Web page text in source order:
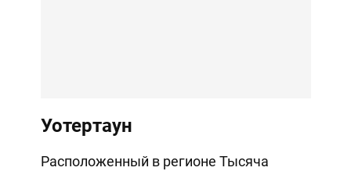
Уотертаун
Расположенный в регионе Тысяча